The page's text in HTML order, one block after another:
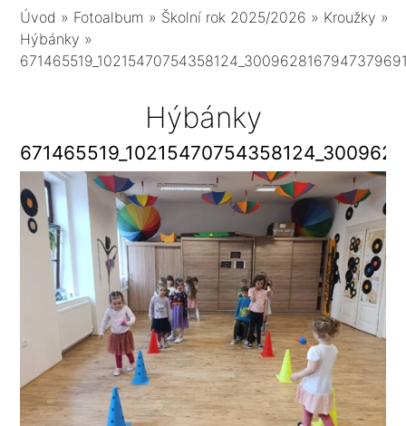
Úvod » Fotoalbum » Školní rok 2025/2026 » Kroužky »
Hýbánky »
Hýbánky